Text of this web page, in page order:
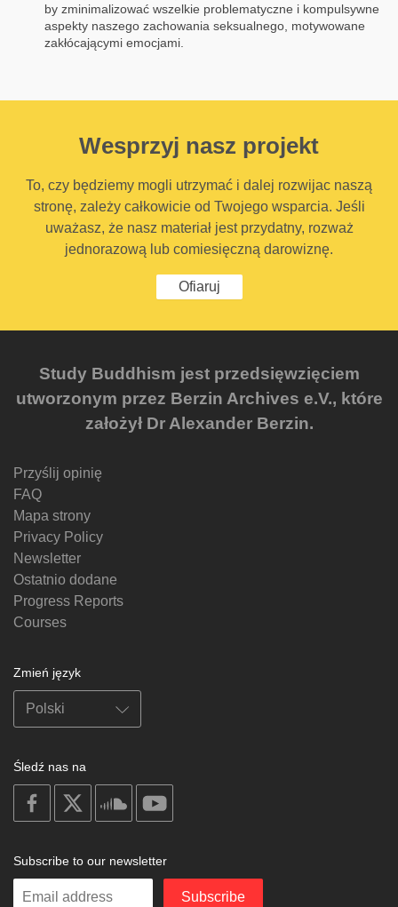
by zminimalizować wszelkie problematyczne i kompulsywne
aspekty naszego zachowania seksualnego, motywowane
zakłócającymi emocjami.
Wesprzyj nasz projekt
To, czy będziemy mogli utrzymać i dalej rozwijac naszą
stronę, zależy całkowicie od Twojego wsparcia. Jeśli
uważasz, że nasz materiał jest przydatny, rozważ
jednorazową lub comiesięczną darowiznę.
Ofiaruj
Study Buddhism jest przedsięwzięciem
utworzonym przez Berzin Archives e.V., które
założył Dr Alexander Berzin.
Przyślij opinię
FAQ
Mapa strony
Privacy Policy
Newsletter
Ostatnio dodane
Progress Reports
Courses
Zmień język
Śledź nas na
on
facebook
soundcloud
Subscribe to our newsletter
Enter
Subscribe